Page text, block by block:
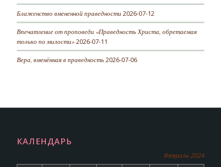
Блаженство вмененной праведности 2026-07-12
Впечатление от проповеди «Праведность Христа, обретаемая
только по милости» 2026-07-11
Вера, вменённая в праведность 2026-07-06
КАЛЕНДАРЬ
Февраль 2024